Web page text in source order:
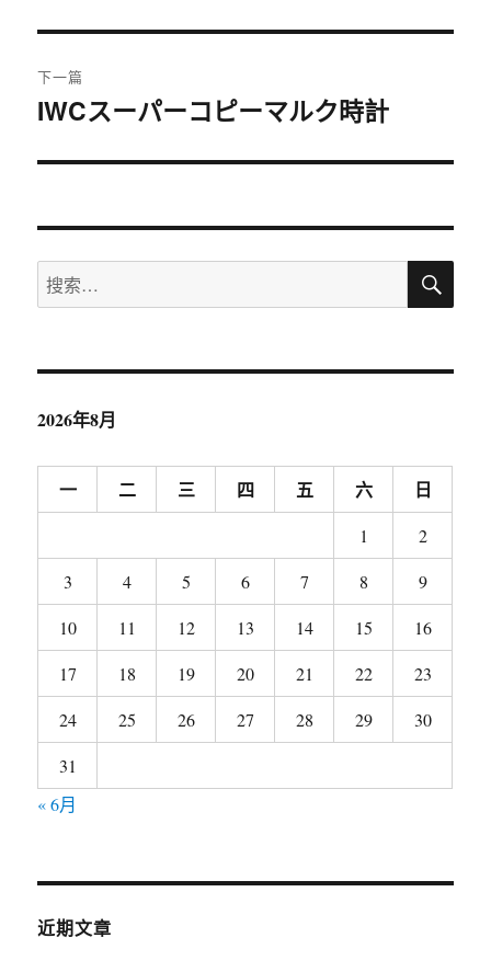
航
文
章：
下一篇
下
文
IWCスーパーコピーマルク時計
搜
索：
搜
2026年8月
一 二 三 四 五 六 日
1
2
3
4 5 6 7 8
9
10
11 12 13 14 15
16
17
18 19 20 21 22
23
24
25 26 27 28 29
30
31
« 6月
近期文章